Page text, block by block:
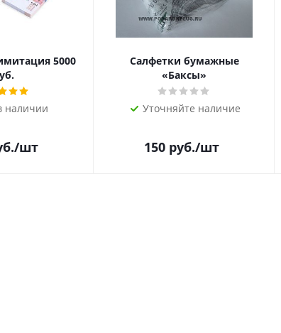
5000
наличии
/шт
Салфетки бумажные
«Баксы»
Уточняйте наличие
150 руб./шт